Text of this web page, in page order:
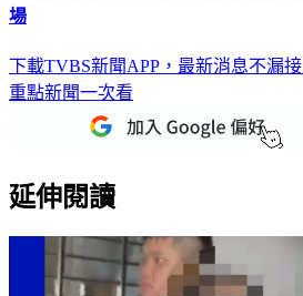
場
下載TVBS新聞APP，最新消息不漏接
重點新聞一次看
延伸閱讀